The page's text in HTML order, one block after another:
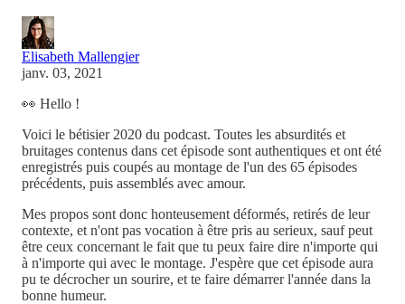
Elisabeth Mallengier
janv. 03, 2021
👀 Hello !
Voici le bétisier 2020 du podcast. Toutes les absurdités et
bruitages contenus dans cet épisode sont authentiques et ont été
enregistrés puis coupés au montage de l'un des 65 épisodes
précédents, puis assemblés avec amour.
Mes propos sont donc honteusement déformés, retirés de leur
contexte, et n'ont pas vocation à être pris au serieux, sauf peut
être ceux concernant le fait que tu peux faire dire n'importe qui
à n'importe qui avec le montage. J'espère que cet épisode aura
pu te décrocher un sourire, et te faire démarrer l'année dans la
bonne humeur.